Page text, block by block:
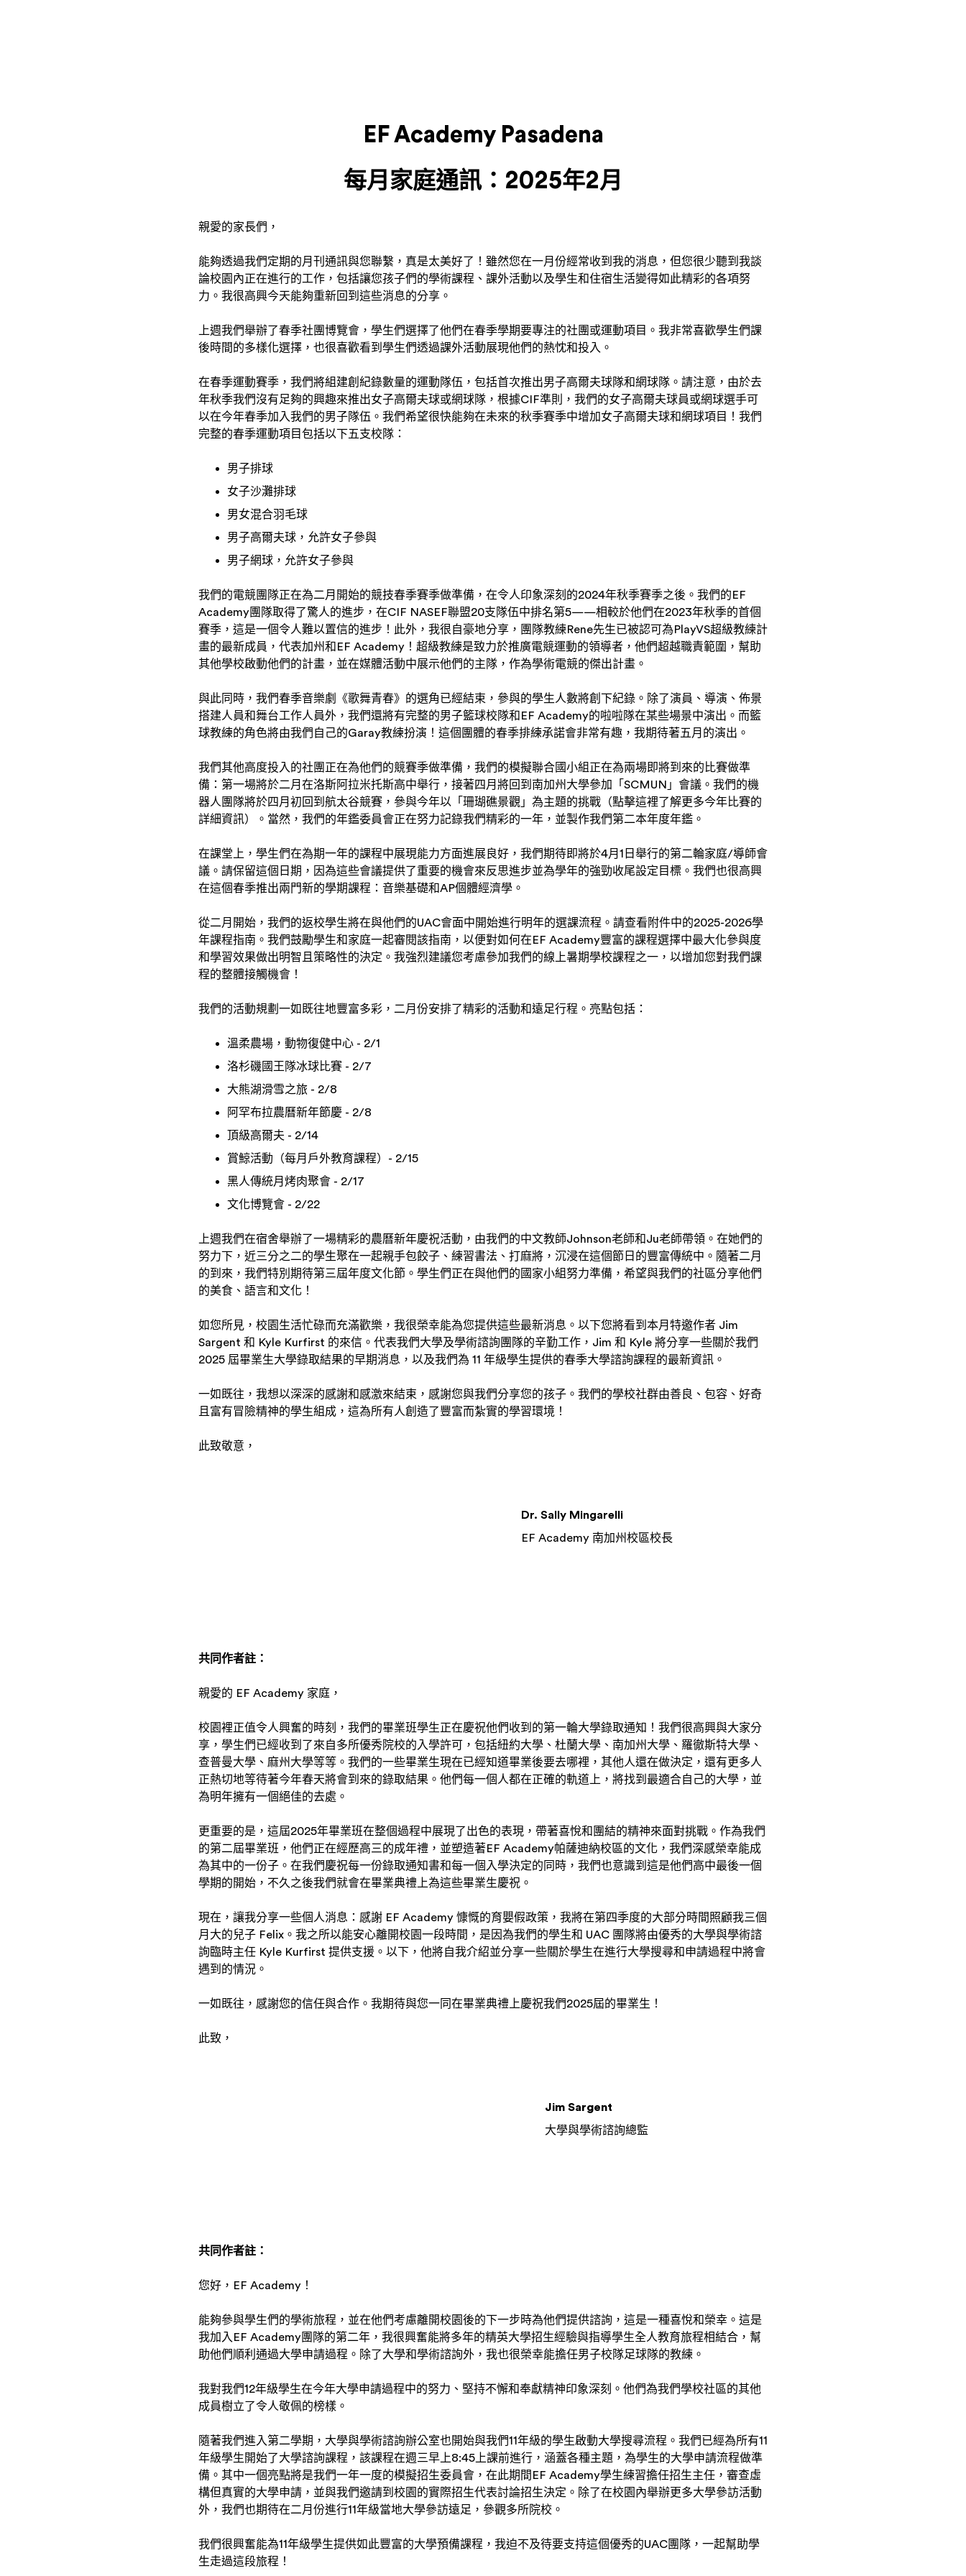
EF Academy Pasadena
每月家庭通訊：2025年2月
親愛的家長們，
能夠透過我們定期的月刊通訊與您聯繫，真是太美好了！雖然您在一月份經常收到我的消息，但您很少聽到我談
論校園內正在進行的工作，包括讓您孩子們的學術課程、課外活動以及學生和住宿生活變得如此精彩的各項努
力。我很高興今天能夠重新回到這些消息的分享。
上週我們舉辦了春季社團博覽會，學生們選擇了他們在春季學期要專注的社團或運動項目。我非常喜歡學生們課
後時間的多樣化選擇，也很喜歡看到學生們透過課外活動展現他們的熱忱和投入。
在春季運動賽季，我們將組建創紀錄數量的運動隊伍，包括首次推出男子高爾夫球隊和網球隊。請注意，由於去
年秋季我們沒有足夠的興趣來推出女子高爾夫球或網球隊，根據CIF準則，我們的女子高爾夫球員或網球選手可
以在今年春季加入我們的男子隊伍。我們希望很快能夠在未來的秋季賽季中增加女子高爾夫球和網球項目！我們
完整的春季運動項目包括以下五支校隊：
男子排球
女子沙灘排球
男女混合羽毛球
男子高爾夫球，允許女子參與
男子網球，允許女子參與
我們的電競團隊正在為二月開始的競技春季賽季做準備，在令人印象深刻的2024年秋季賽季之後。我們的EF
Academy團隊取得了驚人的進步，在CIF NASEF聯盟20支隊伍中排名第5——相較於他們在2023年秋季的首個
賽季，這是一個令人難以置信的進步！此外，我很自豪地分享，團隊教練Rene先生已被認可為PlayVS超級教練計
畫的最新成員，代表加州和EF Academy！超級教練是致力於推廣電競運動的領導者，他們超越職責範圍，幫助
其他學校啟動他們的計畫，並在媒體活動中展示他們的主隊，作為學術電競的傑出計畫。
與此同時，我們春季音樂劇《歌舞青春》的選角已經結束，參與的學生人數將創下紀錄。除了演員、導演、佈景
搭建人員和舞台工作人員外，我們還將有完整的男子籃球校隊和EF Academy的啦啦隊在某些場景中演出。而籃
球教練的角色將由我們自己的Garay教練扮演！這個團體的春季排練承諾會非常有趣，我期待著五月的演出。
我們其他高度投入的社團正在為他們的競賽季做準備，我們的模擬聯合國小組正在為兩場即將到來的比賽做準
備：第一場將於二月在洛斯阿拉米托斯高中舉行，接著四月將回到南加州大學參加「SCMUN」會議。我們的機
器人團隊將於四月初回到航太谷競賽，參與今年以「珊瑚礁景觀」為主題的挑戰（點擊這裡了解更多今年比賽的
詳細資訊）。當然，我們的年鑑委員會正在努力記錄我們精彩的一年，並製作我們第二本年度年鑑。
在課堂上，學生們在為期一年的課程中展現能力方面進展良好，我們期待即將於4月1日舉行的第二輪家庭/導師會
議。請保留這個日期，因為這些會議提供了重要的機會來反思進步並為學年的強勁收尾設定目標。我們也很高興
在這個春季推出兩門新的學期課程：音樂基礎和AP個體經濟學。
從二月開始，我們的返校學生將在與他們的UAC會面中開始進行明年的選課流程。請查看附件中的2025-2026學
年課程指南。我們鼓勵學生和家庭一起審閱該指南，以便對如何在EF Academy豐富的課程選擇中最大化參與度
和學習效果做出明智且策略性的決定。我強烈建議您考慮參加我們的線上暑期學校課程之一，以增加您對我們課
程的整體接觸機會！
我們的活動規劃一如既往地豐富多彩，二月份安排了精彩的活動和遠足行程。亮點包括：
溫柔農場，動物復健中心 - 2/1
洛杉磯國王隊冰球比賽 - 2/7
大熊湖滑雪之旅 - 2/8
阿罕布拉農曆新年節慶 - 2/8
頂級高爾夫 - 2/14
賞鯨活動（每月戶外教育課程）- 2/15
黑人傳統月烤肉聚會 - 2/17
文化博覽會 - 2/22
上週我們在宿舍舉辦了一場精彩的農曆新年慶祝活動，由我們的中文教師Johnson老師和Ju老師帶領。在她們的
努力下，近三分之二的學生聚在一起親手包餃子、練習書法、打麻將，沉浸在這個節日的豐富傳統中。隨著二月
的到來，我們特別期待第三屆年度文化節。學生們正在與他們的國家小組努力準備，希望與我們的社區分享他們
的美食、語言和文化！
如您所見，校園生活忙碌而充滿歡樂，我很榮幸能為您提供這些最新消息。以下您將看到本月特邀作者 Jim
Sargent 和 Kyle Kurfirst 的來信。代表我們大學及學術諮詢團隊的辛勤工作，Jim 和 Kyle 將分享一些關於我們
2025 屆畢業生大學錄取結果的早期消息，以及我們為 11 年級學生提供的春季大學諮詢課程的最新資訊。
一如既往，我想以深深的感謝和感激來結束，感謝您與我們分享您的孩子。我們的學校社群由善良、包容、好奇
且富有冒險精神的學生組成，這為所有人創造了豐富而紮實的學習環境！
此致敬意，
Dr. Sally Mingarelli
EF Academy 南加州校區校長
共同作者註：
親愛的 EF Academy 家庭，
校園裡正值令人興奮的時刻，我們的畢業班學生正在慶祝他們收到的第一輪大學錄取通知！我們很高興與大家分
享，學生們已經收到了來自多所優秀院校的入學許可，包括紐約大學、杜蘭大學、南加州大學、羅徹斯特大學、
查普曼大學、麻州大學等等。我們的一些畢業生現在已經知道畢業後要去哪裡，其他人還在做決定，還有更多人
正熱切地等待著今年春天將會到來的錄取結果。他們每一個人都在正確的軌道上，將找到最適合自己的大學，並
為明年擁有一個絕佳的去處。
更重要的是，這屆2025年畢業班在整個過程中展現了出色的表現，帶著喜悅和團結的精神來面對挑戰。作為我們
的第二屆畢業班，他們正在經歷高三的成年禮，並塑造著EF Academy帕薩迪納校區的文化，我們深感榮幸能成
為其中的一份子。在我們慶祝每一份錄取通知書和每一個入學決定的同時，我們也意識到這是他們高中最後一個
學期的開始，不久之後我們就會在畢業典禮上為這些畢業生慶祝。
現在，讓我分享一些個人消息：感謝 EF Academy 慷慨的育嬰假政策，我將在第四季度的大部分時間照顧我三個
月大的兒子 Felix。我之所以能安心離開校園一段時間，是因為我們的學生和 UAC 團隊將由優秀的大學與學術諮
詢臨時主任 Kyle Kurfirst 提供支援。以下，他將自我介紹並分享一些關於學生在進行大學搜尋和申請過程中將會
遇到的情況。
一如既往，感謝您的信任與合作。我期待與您一同在畢業典禮上慶祝我們2025屆的畢業生！
此致，
Jim Sargent
大學與學術諮詢總監
共同作者註：
您好，EF Academy！
能夠參與學生們的學術旅程，並在他們考慮離開校園後的下一步時為他們提供諮詢，這是一種喜悅和榮幸。這是
我加入EF Academy團隊的第二年，我很興奮能將多年的精英大學招生經驗與指導學生全人教育旅程相結合，幫
助他們順利通過大學申請過程。除了大學和學術諮詢外，我也很榮幸能擔任男子校隊足球隊的教練。
我對我們12年級學生在今年大學申請過程中的努力、堅持不懈和奉獻精神印象深刻。他們為我們學校社區的其他
成員樹立了令人敬佩的榜樣。
隨著我們進入第二學期，大學與學術諮詢辦公室也開始與我們11年級的學生啟動大學搜尋流程。我們已經為所有11
年級學生開始了大學諮詢課程，該課程在週三早上8:45上課前進行，涵蓋各種主題，為學生的大學申請流程做準
備。其中一個亮點將是我們一年一度的模擬招生委員會，在此期間EF Academy學生練習擔任招生主任，審查虛
構但真實的大學申請，並與我們邀請到校園的實際招生代表討論招生決定。除了在校園內舉辦更多大學參訪活動
外，我們也期待在二月份進行11年級當地大學參訪遠足，參觀多所院校。
我們很興奮能為11年級學生提供如此豐富的大學預備課程，我迫不及待要支持這個優秀的UAC團隊，一起幫助學
生走過這段旅程！